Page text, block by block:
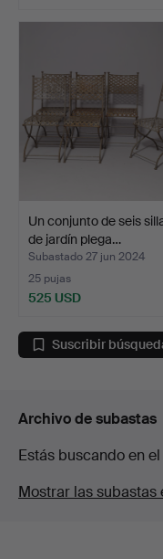
Un conjunto de seis
de jardín plega…
Subastado 27 jun 2024
25 pujas
525 USD
Suscribir
Archivo de subastas
Estás buscando en
Mostrar las subastas